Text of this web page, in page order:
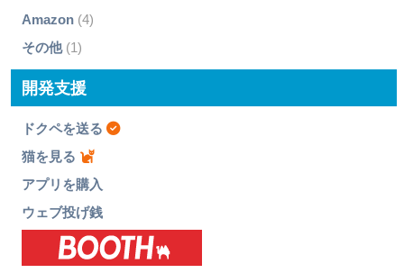
Amazon(4)
その他(1)
開発支援
ドクペを送る
猫を見る
アプリを購入
ウェブ投げ銭